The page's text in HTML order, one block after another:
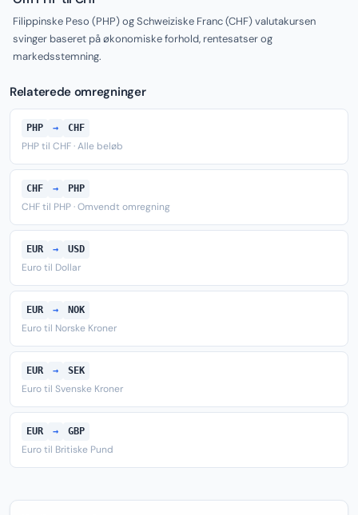
Filippinske Peso (PHP) og Schweiziske Franc (CHF) valutakursen
svinger baseret på økonomiske forhold, rentesatser og
markedsstemning.
Relaterede omregninger
PHP → CHF
PHP til CHF · Alle beløb
CHF → PHP
CHF til PHP · Omvendt omregning
EUR → USD
Euro til Dollar
EUR → NOK
Euro til Norske Kroner
EUR → SEK
Euro til Svenske Kroner
EUR → GBP
Euro til Britiske Pund